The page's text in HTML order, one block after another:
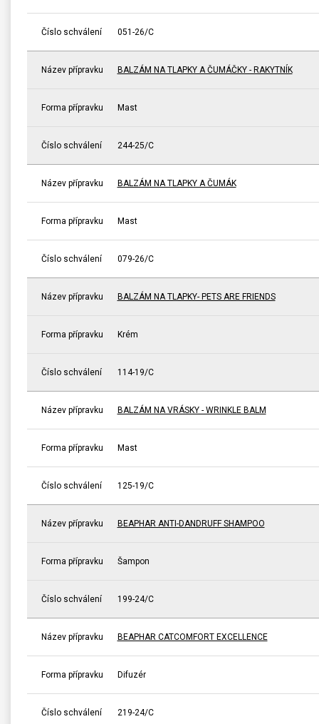
Číslo schválení 051-26/C
Název přípravku BALZÁM NA TLAPKY A ČUMÁČKY - RAKYTNÍK
Forma přípravku Mast
Číslo schválení 244-25/C
Název přípravku BALZÁM NA TLAPKY A ČUMÁK
Forma přípravku Mast
Číslo schválení 079-26/C
Název přípravku BALZÁM NA TLAPKY- PETS ARE FRIENDS
Forma přípravku Krém
Číslo schválení 114-19/C
Název přípravku BALZÁM NA VRÁSKY - WRINKLE BALM
Forma přípravku Mast
Číslo schválení 125-19/C
Název přípravku BEAPHAR ANTI-DANDRUFF SHAMPOO
Forma přípravku Šampon
Číslo schválení 199-24/C
Název přípravku BEAPHAR CATCOMFORT EXCELLENCE
Forma přípravku Difuzér
Číslo schválení 219-24/C